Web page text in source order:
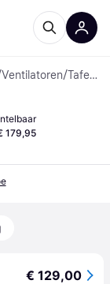
Ventilatoren/ Tafelventilatoren
179,95
€ 129,00